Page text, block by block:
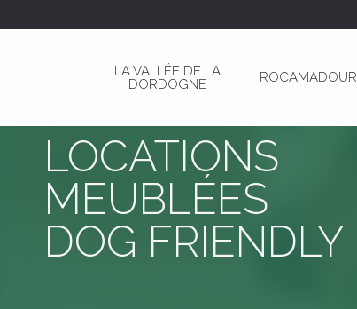
LA VALLÉE DE LA
DORDOGNE
ROCAMADOUR
LOCATIONS
MEUBLÉES
DOG FRIENDLY